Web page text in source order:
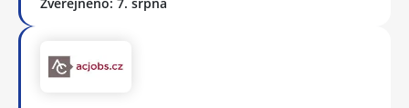
Zveřejněno: 7. srpna